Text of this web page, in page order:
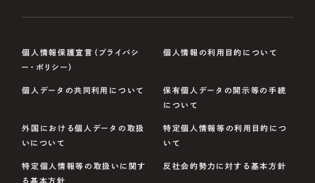
個人情報保護宣言（プライバシ
ー・ポリシー）
個人情報の利用目的について
個人データの共同利用について 保有個人データの開示等の手続
について
外国における個人データの取扱
いについて
特定個人情報等の利用目的につ
いて
特定個人情報等の取扱いに関す
る基本方針
反社会的勢力に対する基本方針